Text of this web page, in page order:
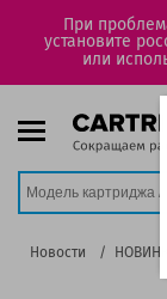
При
установите
или
Новости